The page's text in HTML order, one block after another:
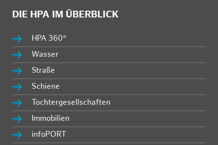
DIE HPA IM ÜBERBLICK
HPA 360°
Wasser
Straße
Schiene
Tochtergesellschaften
Immobilien
infoPORT